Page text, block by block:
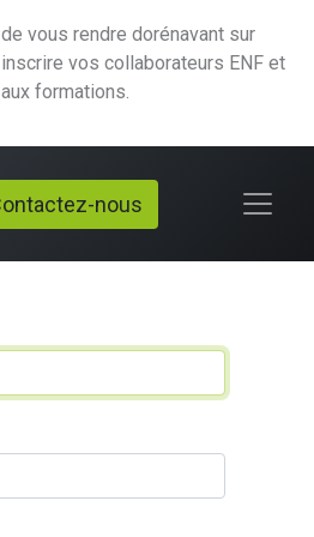
vous rendre dorénavant sur
vos collaborateurs ENF et
formations.
nous